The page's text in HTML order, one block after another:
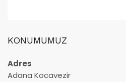
KONUMUMUZ
Adres
Adana Kocavezir